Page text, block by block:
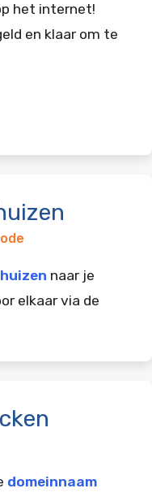
het internet!
en klaar om te
naar je
elkaar via de
domeinnaam